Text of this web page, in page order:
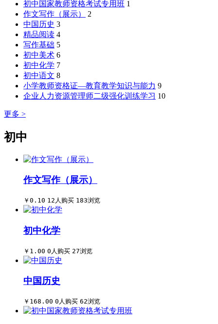
初中国家教师资格考试专用班 1
作文写作（展示）
2
中国历史 3
精品阅读 4
写作基础 5
初中美术 6
初中化学 7
初中语文 8
小学教师资格证—教育教学知识与能力 9
企业人力资源管理师二级强化训练学习 10
更多 >
初中
作文写作（展示）
￥0.10 12人购买 183浏览
初中化学
￥1.00 0人购买 27浏览
中国历史
￥168.00 0人购买 62浏览